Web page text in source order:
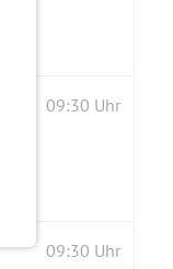
09:30 Uhr
09:30 Uhr